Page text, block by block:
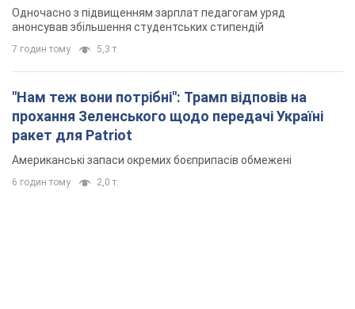
Одночасно з підвищенням зарплат педагогам уряд
анонсував збільшення студентських стипендій
7 годин тому 5,3 т.
"Нам теж вони потрібні": Трамп відповів на
прохання Зеленського щодо передачі Україні
ракет для Patriot
Американські запаси окремих боєприпасів обмежені
6 годин тому 2,0 т.